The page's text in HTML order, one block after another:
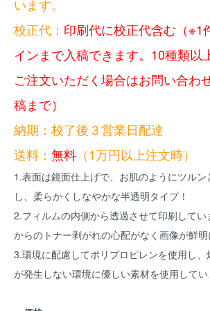
います。
校正代： 印刷代に校正代含む（※1
インまで入稿できます。10種類以
ご注文いただく場合はお問い合わ
稿まで）
納期：校了後３営業日配達
送料： 無料 （1万円以上注文時）
1.表面は鏡面仕上げで、お肌のようにツル
し、柔らかくしなやかな半透明タイプ！
2.フィルムの内側から透過させて印刷して
からのトナー剥がれの心配がなく画像が鮮明
3.環境に配慮してポリプロピレンを使用し、
が発生しない環境に優しい素材を使用してい